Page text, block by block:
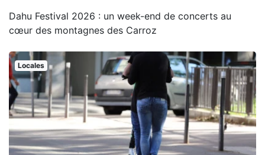
Dahu Festival 2026 : un week-end de concerts au
cœur des montagnes des Carroz
Locales